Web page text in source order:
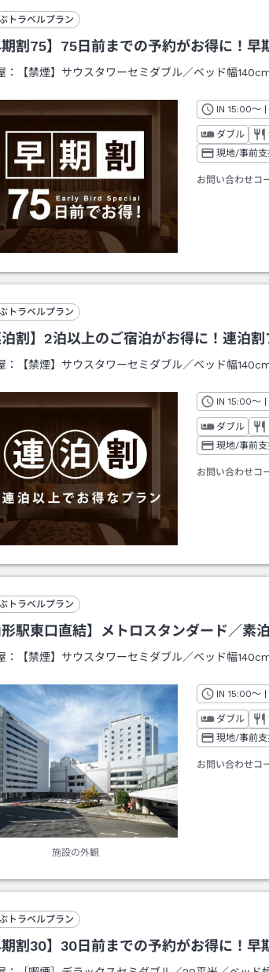
トラベルプラン
期割75】75日前までの予約がお得に！早
： 【禁煙】サウスタワーセミダブル／ベッド幅
IN チェック
15:00～ |
ダブル
現地/事前支
お問い合わせコ
トラベルプラン
泊割】2泊以上のご宿泊がお得に！連泊
： 【禁煙】サウスタワーセミダブル／ベッド幅
IN チェック
15:00～ |
ダブル
現地/事前支
お問い合わせコ
トラベルプラン
形駅東口直結】メトロスタンダード／素
： 【禁煙】サウスタワーセミダブル／ベッド幅
施設の外観
IN チェック
15:00～ |
ダブル
現地/事前支
お問い合わせコ
トラベルプラン
期割30】30日前までの予約がお得に！早